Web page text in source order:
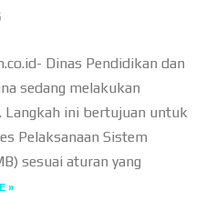
Dinas Pendidikan dan
sedang melakukan
ini bertujuan untuk
Pelaksanaan Sistem
sesuai aturan yang
»